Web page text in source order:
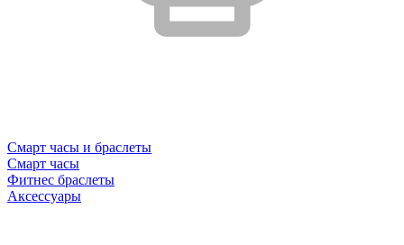
Смарт часы и браслеты
Смарт часы
Фитнес браслеты
Аксессуары